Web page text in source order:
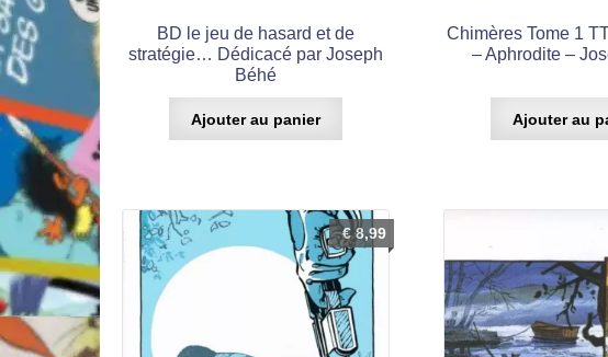
BD le jeu de hasard et de
stratégie… Dédicacé par Joseph
Béhé
Ajouter au panier
Chimères Tome 1
– Aphrodite –
Ajouter au
€8,99